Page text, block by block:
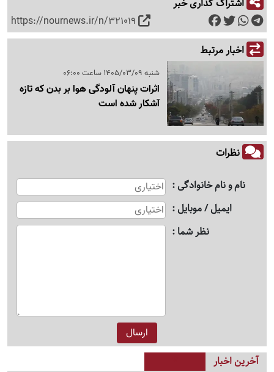
https://nournews.ir/n/321019
اخبار مرتبط
شنبه 1405/03/09 ساعت 06:00
اثرات پنهان آلودگی هوا بر بدن که تازه
آشکار شده است
نظرات
نام و نام خانوادگی
ایمیل / موبایل
نظر شما
آخرین اخبار